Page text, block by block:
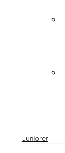
Juniorer